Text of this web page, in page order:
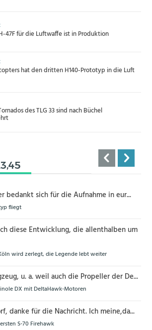
47F für die Luftwaffe ist in Produktion
hat den dritten H140-Prototyp in die Luft
des TLG 33 sind nach Büchel
bedankt sich für die Aufnahme in eur...
fliegt
diese Entwicklung, die allenthalben um
wird zerlegt, die Legende lebt weiter
u. a. weil auch die Propeller der De...
DX mit DeltaHawk-Motoren
danke für die Nachricht. Ich meine,da...
S-70 Firehawk